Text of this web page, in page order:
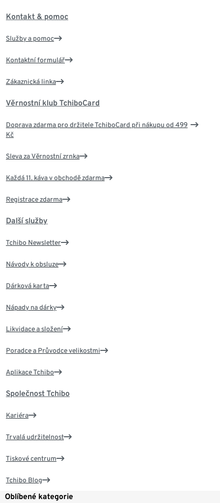
Kontakt & pomoc
Služby a pomoc
Kontaktní formulář
Zákaznická linka
Věrnostní klub TchiboCard
Doprava zdarma pro držitele TchiboCard při nákupu od 499
Kč
Sleva za Věrnostní zrnka
Každá 11. káva v obchodě zdarma
Registrace zdarma
Další služby
Tchibo Newsletter
Návody k obsluze
Dárková karta
Nápady na dárky
Likvidace a složení
Poradce a Průvodce velikostmi
Aplikace Tchibo
Společnost Tchibo
Kariéra
Trvalá udržitelnost
Tiskové centrum
Tchibo Blog
Oblíbené kategorie